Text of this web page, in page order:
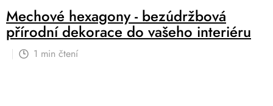
Mechové hexagony - bezúdržbová
přírodní dekorace do vašeho interiéru
1 min čtení